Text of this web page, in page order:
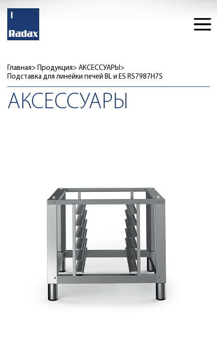
Главная Продукция
АКСЕССУАРЫ
Подставка для линейки печей BL и ES RS7987H7S
АКСЕССУАРЫ